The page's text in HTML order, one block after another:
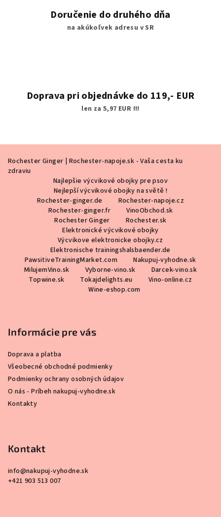
Doručenie do druhého dňa
na akúkoľvek adresu v SR
Doprava pri objednávke do 119,- EUR
len za 5,97 EUR !!!
Rochester Ginger | Rochester-napoje.sk - Vaša cesta ku
zdraviu
Najlepšie výcvikové obojky pre psov
Nejlepší výcvikové obojky na světě !
Rochester-ginger.de
Rochester-napoje.cz
Rochester-ginger.fr
VinoObchod.sk
Rochester Ginger
Rochester.sk
Elektronické výcvikové obojky
Výcvikove elektronicke obojky.cz
Elektronische trainingshalsbaender.de
PawsitiveTrainingMarket.com
Nakupuj-vyhodne.sk
MilujemVino.sk
Vyborne-vino.sk
Darcek-vino.sk
Topwine.sk
Tokajdelights.eu
Vino-online.cz
Wine-eshop.com
Informácie pre vás
Doprava a platba
Všeobecné obchodné podmienky
Podmienky ochrany osobných údajov
O nás - Príbeh nakupuj-vyhodne.sk
Kontakty
Kontakt
info@nakupuj-vyhodne.sk
+421 903 513 007